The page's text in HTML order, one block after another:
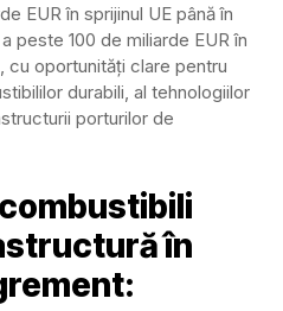
EUR în sprijinul UE până în
peste 100 de miliarde EUR în
cu oportunități clare pentru
durabili, al tehnologiilor
porturilor de
în